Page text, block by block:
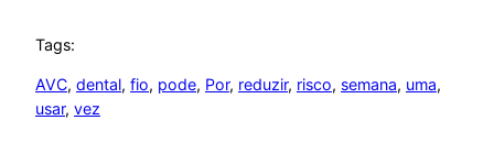
Tags:
AVC, dental, fio, pode, Por, reduzir, risco, semana, uma
usar, vez